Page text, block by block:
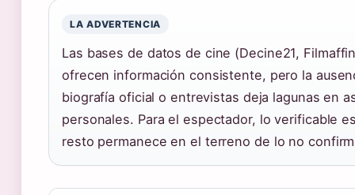
LA ADVERTENCIA
Las bases de datos de cine (Decine21,
ofrecen información consistente, pero la
biografía oficial o entrevistas deja lagunas en
personales. Para el espectador, lo verificable
resto permanece en el terreno de lo no